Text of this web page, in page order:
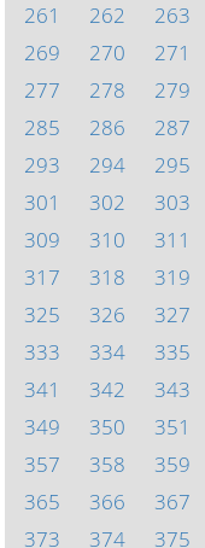
261
262 263
269
270 271
277
278 279
285
286 287
293
294 295
301
302 303
309
310 311
317
318 319
325
326 327
333
334 335
341
342 343
349
350 351
357
358 359
365
366 367
373
374 375